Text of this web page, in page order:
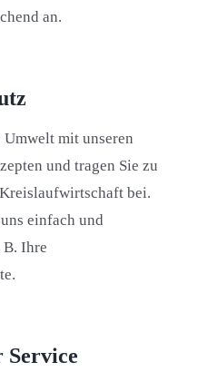
an.
Umwelt mit unseren
und tragen Sie zu
bei.
einfach und
Ihre